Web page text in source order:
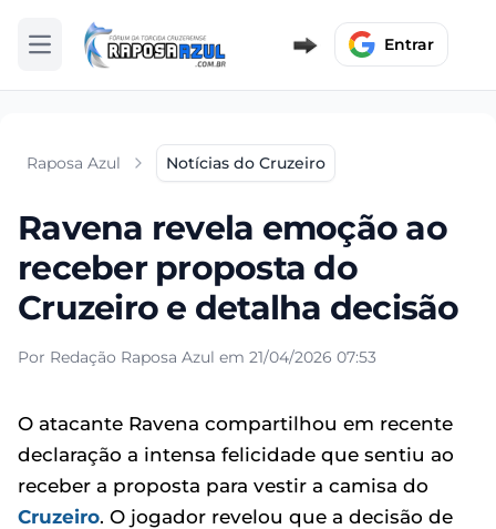
Abrir menu Entrar
Raposa Azul Notícias do Cruzeiro
Ravena revela emoção ao
receber proposta do
Cruzeiro e detalha decisão
Por Redação Raposa Azul em 21/04/2026 07:53
O atacante Ravena compartilhou em recente
declaração a intensa felicidade que sentiu ao
receber a proposta para vestir a camisa do
Cruzeiro. O jogador revelou que a decisão de